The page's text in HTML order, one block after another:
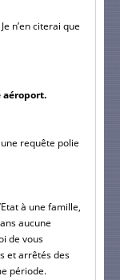
n’en citerai que
requête polie
à une famille,
aucune
de vous
et arrêtés des
période.